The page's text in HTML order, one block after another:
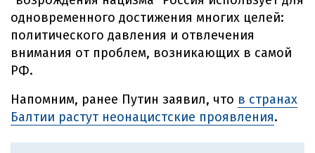
одновременного достижения многих целей:
политического давления и отвлечения
внимания от проблем, возникающих в самой
РФ.
Напомним, ранее Путин заявил, что в странах
Балтии растут неонацистские проявления.